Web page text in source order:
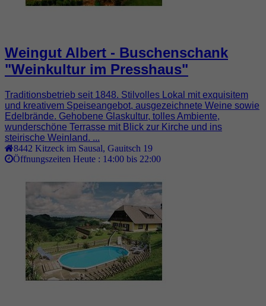
Weingut Albert - Buschenschank
"Weinkultur im Presshaus"
Traditionsbetrieb seit 1848. Stilvolles Lokal mit exquisitem
und kreativem Speiseangebot, ausgezeichnete Weine sowie
Edelbrände. Gehobene Glaskultur, tolles Ambiente,
wunderschöne Terrasse mit Blick zur Kirche und ins
steirische Weinland. ...
8442 Kitzeck im Sausal, Gauitsch 19
Öffnungszeiten Heute : 14:00 bis 22:00